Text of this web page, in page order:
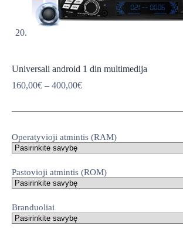
Universali android 1 din multimedija
160,00€ – 400,00€Price
Operatyvioji atmintis (RAM)
Pastovioji atmintis (ROM)
Branduoliai